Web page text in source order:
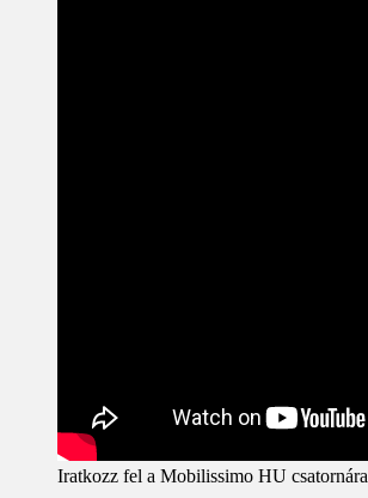
Iratkozz fel a Mobilissimo HU csatornára